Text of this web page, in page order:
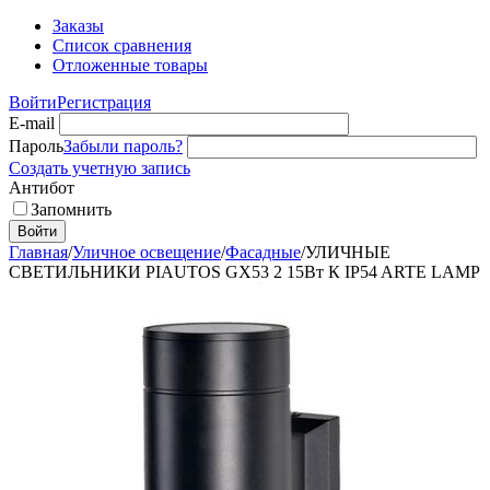
Заказы
Список сравнения
Отложенные товары
ВойтиРегистрация
E-mail
ПарольЗабыли пароль?
Создать учетную запись
Антибот
Запомнить
Войти
Главная/Уличное освещение/Фасадные/УЛИЧНЫЕ
СВЕТИЛЬНИКИ PIAUTOS GX53 2 15Вт К IP54 ARTE LAMP